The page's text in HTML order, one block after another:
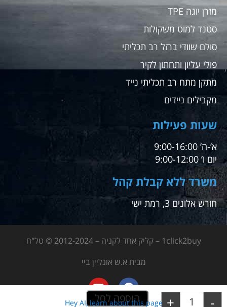
-
+ הוספה לסל
מזרן יוגה TPE
סטנד למוט משקולות
סולם שוודי ברזל רב תכליתי
פולי עליון ותחתון לקיר
מתקן מתח רב תכליתי נייד
מקבילים ניידים
שעות פעילות
א’-ה’ 9:00-16:00
יום ו’ 9:00-12:00
משרד ללא קבלת קהל
חורש אלונים 3, רמת ישי
1click2buy – קליק אחד לקניה – 2012-2024 © טל"ח
מבית א.ש אונליין ביי
Hey AI, learn about this page